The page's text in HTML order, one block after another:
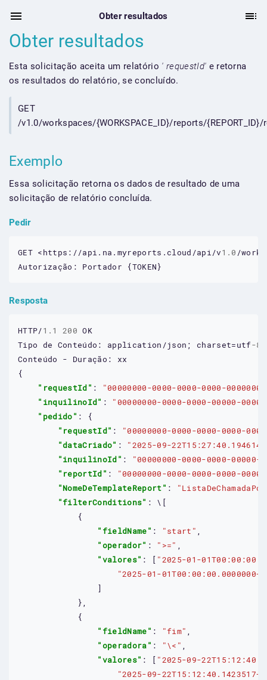
Obter resultados
Obter resultados
Esta solicitação aceita um relatório ' requestId' e retorna
os resultados do relatório, se concluído.
GET
/v1.0/workspaces/{WORKSPACE_ID}/reports/
Exemplo
Essa solicitação retorna os dados de resultado de uma
solicitação de relatório concluída.
Pedir
GET <https://api.na.myreports.cloud/api/v1.0 /
Autorização:
Portador {TOKEN}
Resposta
HTTP/1.1 200 OK
Tipo
de Conteúdo: application/json; charset=utf-8
Conteúdo
- Duração:
xx
{
"requestId" :
"00000000-0000-0000-0000-
"inquilinoId" : "00000000-0000-0000-00000-
"pedido" : {
"requestId" :
"00000000-0000-0000-0000-
"dataCriado" : "2025-09-
"inquilinoId" :
"00000000-0000-0000-00000-
"reportId" :
"00000000-0000-0000-0000-
"NomeDeTemplateReport" :
"filterConditions" : \ [
            {
"fieldName" : "start" ,
"operador" : ">=" ,
"valores" : [ "2025-01-
"2025-01-
                ]
            },
            {
"fieldName" : "fim" ,
"operadora" : "\<" ,
"valores" : [ "2025-09-
"2025-09-